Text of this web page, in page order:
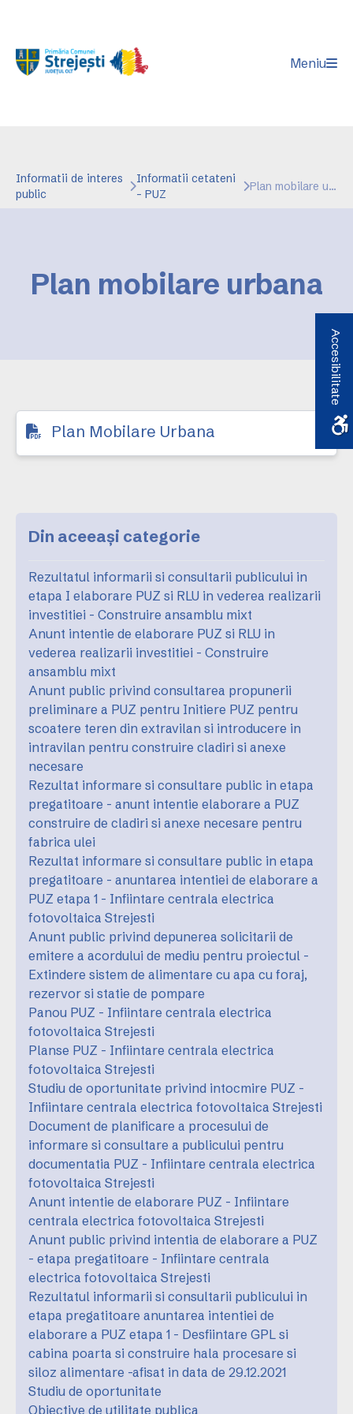
Meniu
Informatii de interes
public
Informatii cetateni
- PUZ
Plan mobilare urbana
Plan mobilare urbana
Plan Mobilare Urbana
Din aceeași categorie
Rezultatul informarii si consultarii publicului in
etapa I elaborare PUZ si RLU in vederea realizarii
investitiei - Construire ansamblu mixt
Anunt intentie de elaborare PUZ si RLU in
vederea realizarii investitiei - Construire
ansamblu mixt
Anunt public privind consultarea propunerii
preliminare a PUZ pentru Initiere PUZ pentru
scoatere teren din extravilan si introducere in
intravilan pentru construire cladiri si anexe
necesare
Rezultat informare si consultare public in etapa
pregatitoare - anunt intentie elaborare a PUZ
construire de cladiri si anexe necesare pentru
fabrica ulei
Rezultat informare si consultare public in etapa
pregatitoare - anuntarea intentiei de elaborare a
PUZ etapa 1 - Infiintare centrala electrica
fotovoltaica Strejesti
Anunt public privind depunerea solicitarii de
emitere a acordului de mediu pentru proiectul -
Extindere sistem de alimentare cu apa cu foraj,
rezervor si statie de pompare
Panou PUZ - Infiintare centrala electrica
fotovoltaica Strejesti
Planse PUZ - Infiintare centrala electrica
fotovoltaica Strejesti
Studiu de oportunitate privind intocmire PUZ -
Infiintare centrala electrica fotovoltaica Strejesti
Document de planificare a procesului de
informare si consultare a publicului pentru
documentatia PUZ - Infiintare centrala electrica
fotovoltaica Strejesti
Anunt intentie de elaborare PUZ - Infiintare
centrala electrica fotovoltaica Strejesti
Anunt public privind intentia de elaborare a PUZ
- etapa pregatitoare - Infiintare centrala
electrica fotovoltaica Strejesti
Rezultatul informarii si consultarii publicului in
etapa pregatitoare anuntarea intentiei de
elaborare a PUZ etapa 1 - Desfiintare GPL si
cabina poarta si construire hala procesare si
siloz alimentare -afisat in data de 29.12.2021
Studiu de oportunitate
Obiective de utilitate publica
Accesibilitate